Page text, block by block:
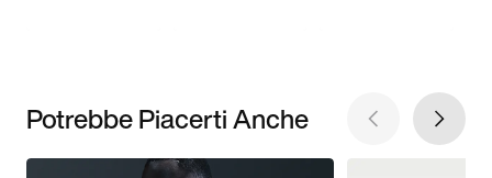
Potrebbe Piacerti Anche